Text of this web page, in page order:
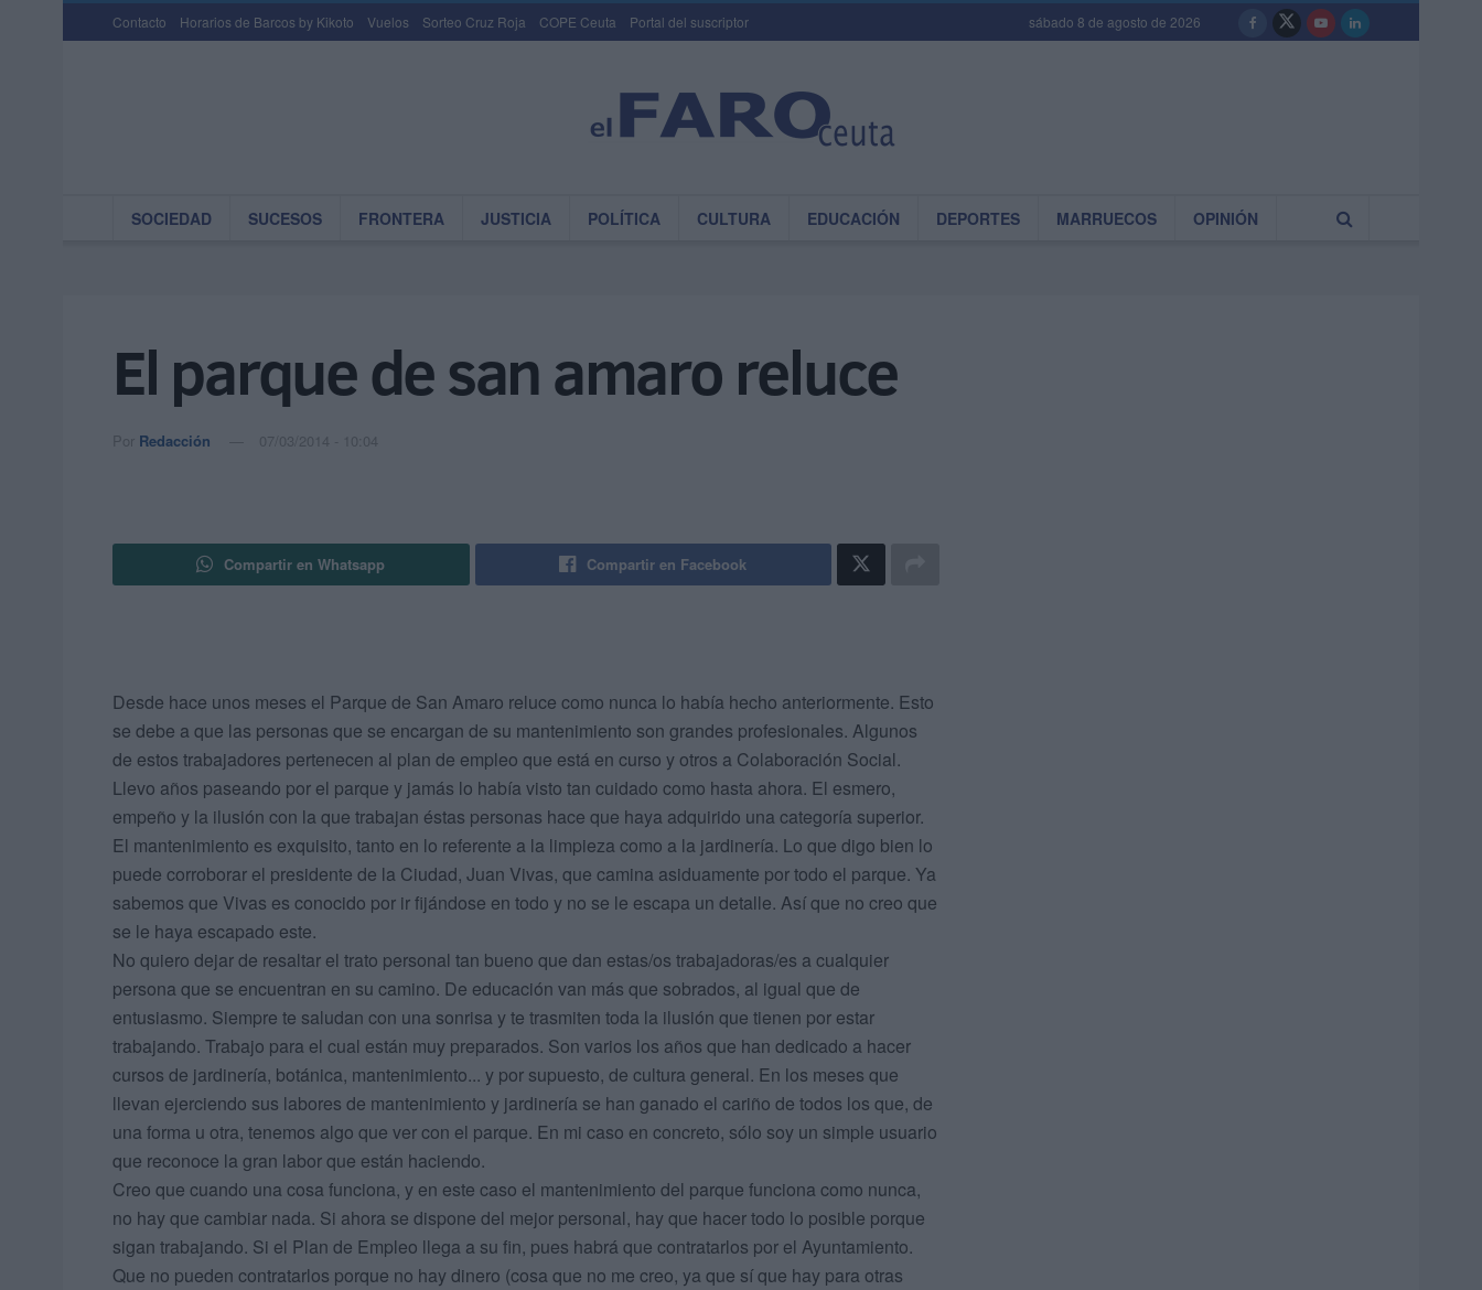
Contacto Horarios de Barcos by Kikoto Vuelos Sorteo Cruz Roja COPE Ceuta Portal del suscriptor sábado 8 de agosto de 2026
SOCIEDAD SUCESOS FRONTERA JUSTICIA POLÍTICA CULTURA EDUCACIÓN DEPORTES MARRUECOS OPINIÓN
El parque de san amaro reluce
Por Redacción 07/03/2014 - 10:04
Compartir en Whatsapp Compartir en Facebook
Desde hace unos meses el Parque de San Amaro reluce como nunca lo había hecho anteriormente. Esto
se debe a que las personas que se encargan de su mantenimiento son grandes profesionales. Algunos
de estos trabajadores pertenecen al plan de empleo que está en curso y otros a Colaboración Social.
Llevo años paseando por el parque y jamás lo había visto tan cuidado como hasta ahora. El esmero,
empeño y la ilusión con la que trabajan éstas personas hace que haya adquirido una categoría superior.
El mantenimiento es exquisito, tanto en lo referente a la limpieza como a la jardinería. Lo que digo bien lo
puede corroborar el presidente de la Ciudad, Juan Vivas, que camina asiduamente por todo el parque. Ya
sabemos que Vivas es conocido por ir fijándose en todo y no se le escapa un detalle. Así que no creo que
se le haya escapado este.
No quiero dejar de resaltar el trato personal tan bueno que dan estas/os trabajadoras/es a cualquier
persona que se encuentran en su camino. De educación van más que sobrados, al igual que de
entusiasmo. Siempre te saludan con una sonrisa y te trasmiten toda la ilusión que tienen por estar
trabajando. Trabajo para el cual están muy preparados. Son varios los años que han dedicado a hacer
cursos de jardinería, botánica, mantenimiento... y por supuesto, de cultura general. En los meses que
llevan ejerciendo sus labores de mantenimiento y jardinería se han ganado el cariño de todos los que, de
una forma u otra, tenemos algo que ver con el parque. En mi caso en concreto, sólo soy un simple usuario
que reconoce la gran labor que están haciendo.
Creo que cuando una cosa funciona, y en este caso el mantenimiento del parque funciona como nunca,
no hay que cambiar nada. Si ahora se dispone del mejor personal, hay que hacer todo lo posible porque
sigan trabajando. Si el Plan de Empleo llega a su fin, pues habrá que contratarlos por el Ayuntamiento.
Que no pueden contratarlos porque no hay dinero (cosa que no me creo, ya que sí que hay para otras